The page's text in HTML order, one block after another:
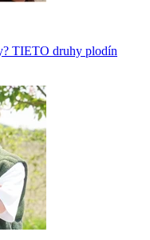
TIETO druhy plodín